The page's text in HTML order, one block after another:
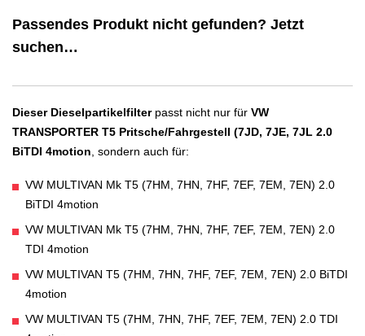
Passendes Produkt nicht gefunden? Jetzt
suchen…
Dieser Dieselpartikelfilterpasst nicht nur für VW
TRANSPORTER T5 Pritsche/Fahrgestell (7JD, 7JE, 7JL 2.0
BiTDI 4motion , sondern auch für:
VW MULTIVAN Mk T5 (7HM, 7HN, 7HF, 7EF, 7EM, 7EN) 2.0
BiTDI 4motion
VW MULTIVAN Mk T5 (7HM, 7HN, 7HF, 7EF, 7EM, 7EN) 2.0
TDI 4motion
VW MULTIVAN T5 (7HM, 7HN, 7HF, 7EF, 7EM, 7EN) 2.0 BiTDI
4motion
VW MULTIVAN T5 (7HM, 7HN, 7HF, 7EF, 7EM, 7EN) 2.0 TDI